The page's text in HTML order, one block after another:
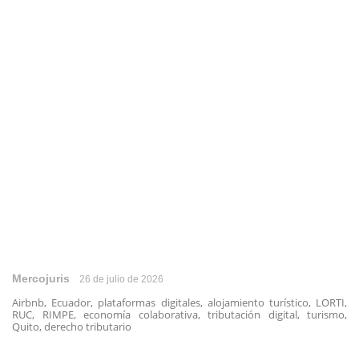
Mercojuris 26 de julio de 2026
Airbnb, Ecuador, plataformas digitales, alojamiento turístico, LORTI,
RUC, RIMPE, economía colaborativa, tributación digital, turismo,
Quito, derecho tributario